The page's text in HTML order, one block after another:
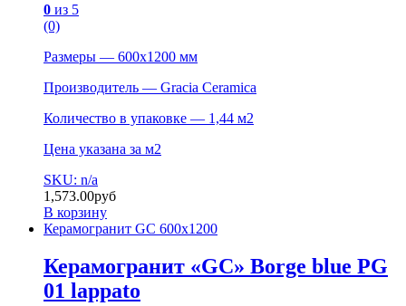
0 из 5
(0)
Размеры — 600х1200 мм
Производитель — Gracia Ceramica
Количество в упаковке — 1,44 м2
Цена указана за м2
SKU: n/a
1,573.00руб
В корзину
Керамогранит GC 600х1200
Керамогранит «GC» Borge blue PG
01 lappato